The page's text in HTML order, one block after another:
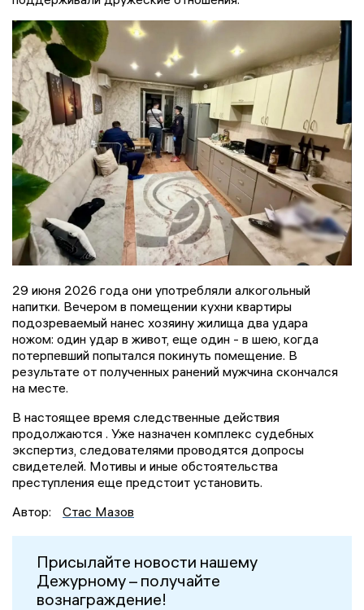
29 июня 2026 года они употребляли алкогольный
напитки. Вечером в помещении кухни квартиры
подозреваемый нанес хозяину жилища два удара
ножом: один удар в живот, еще один - в шею, когда
потерпевший попытался покинуть помещение. В
результате от полученных ранений мужчина скончался
на месте.
В настоящее время следственные действия
продолжаются . Уже назначен комплекс судебных
экспертиз, следователями проводятся допросы
свидетелей. Мотивы и иные обстоятельства
преступления еще предстоит установить.
Автор:
Стас Мазов
Присылайте новости нашему
Дежурному – получайте
вознаграждение!